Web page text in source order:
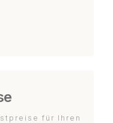
für Ihren